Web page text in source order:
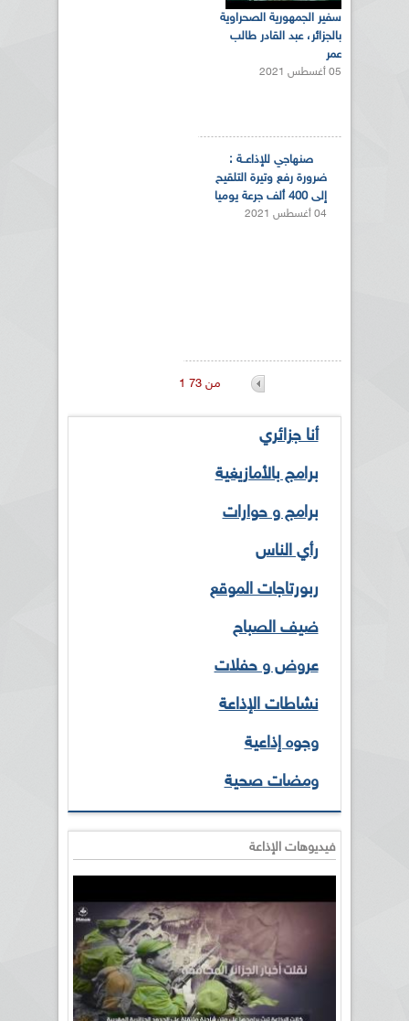
سفير الجمهورية الصحراوية
بالجزائر، عبد القادر طالب
عمر
05 أغسطس 2021
صنهاجي للإذاعــة :
ضرورة رفع وتيرة التلقيح
إلى 400 ألف جرعة يوميا
04 أغسطس 2021
1 من 73
أنا جزائري
برامج بالأمازيغية
برامج و حوارات
رأي الناس
ربورتاجات الموقع
ضيف الصباح
عروض و حفلات
نشاطات الإذاعة
وجوه إذاعية
ومضات صحية
فيديوهات الإذاعة